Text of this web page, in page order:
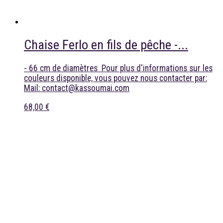
Chaise Ferlo en fils de pêche -...
- 66 cm de diamètres Pour plus d'informations sur les
couleurs disponible, vous pouvez nous contacter par:
Mail: contact@kassoumai.com
68,00 €